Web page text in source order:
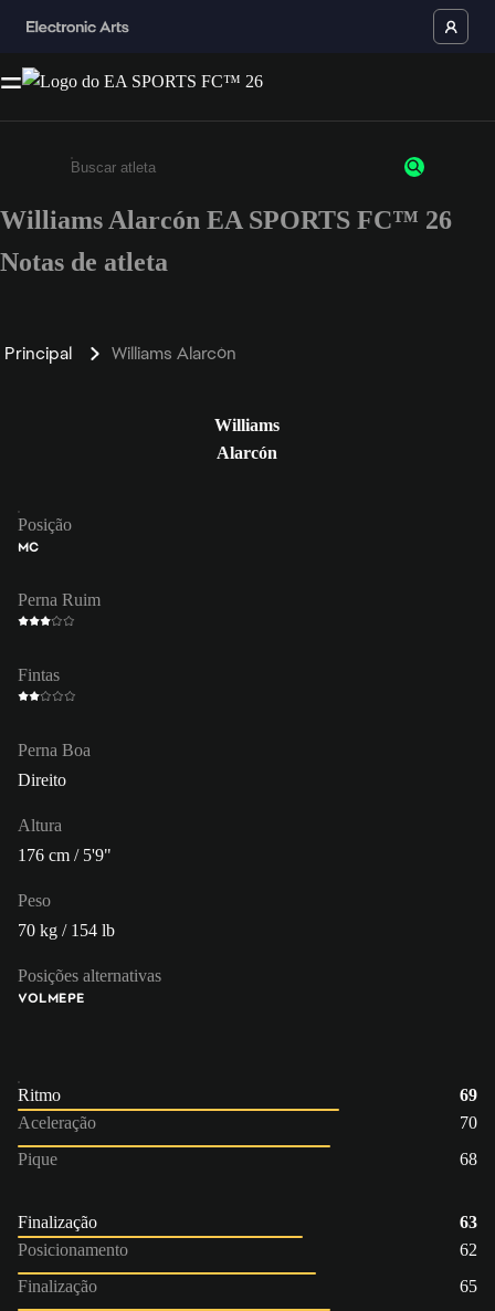
Insira pelo menos 3 caracteres ou números
Williams Alarcón EA SPORTS FC™ 26
Notas de atleta
Principal Williams Alarcón
Williams
Alarcón
Posição
MC
Perna Ruim
Fintas
Perna Boa
Direito
Altura
176 cm / 5'9"
Peso
70 kg / 154 lb
Posições alternativas
VOLMEPE
Ritmo
69
Aceleração
70
Pique
68
Finalização
63
Posicionamento
62
Finalização
65